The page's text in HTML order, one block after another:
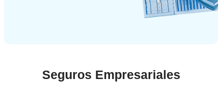
Seguros Empresariales